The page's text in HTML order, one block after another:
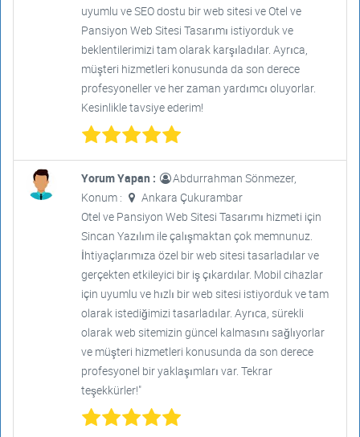
uyumlu ve SEO dostu bir web sitesi ve Otel ve
Pansiyon Web Sitesi Tasarımı istiyorduk ve
beklentilerimizi tam olarak karşıladılar. Ayrıca,
müşteri hizmetleri konusunda da son derece
profesyoneller ve her zaman yardımcı oluyorlar.
Kesinlikle tavsiye ederim!
Yorum Yapan :
Abdurrahman Sönmezer,
Konum :
Ankara Çukurambar
Otel ve Pansiyon Web Sitesi Tasarımı hizmeti için
Sincan Yazılım ile çalışmaktan çok memnunuz.
İhtiyaçlarımıza özel bir web sitesi tasarladılar ve
gerçekten etkileyici bir iş çıkardılar. Mobil cihazlar
için uyumlu ve hızlı bir web sitesi istiyorduk ve tam
olarak istediğimizi tasarladılar. Ayrıca, sürekli
olarak web sitemizin güncel kalmasını sağlıyorlar
ve müşteri hizmetleri konusunda da son derece
profesyonel bir yaklaşımları var. Tekrar
teşekkürler!"